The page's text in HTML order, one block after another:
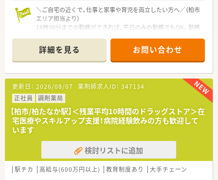
＼ご自宅の近くで、仕事と家事や育児を両立したい方へ／（柏市
エリア担当より）
18時30分までの勤務ができれば、平日のみの勤務でもOK。勤務
員募集です。
＊------------------------------------------＊
【店舗情報と応需状況について】
■最寄り駅である柏の葉キャンパス駅から徒歩3分の好立地に位
置しており、毎日の通勤が非常に便利な環境です。
■処方箋は主に小児科と皮膚科を応需しており、1日に平均して
約120枚の処方箋を安定して受け付けています。
■店舗は薬剤師が常勤で3名在籍しており、複数のスタッフで業
務を分担しながら協力して勤務に取り組んでいます。
■店舗スタッフの平均年齢は33歳と若く、明るく活気のある和
気あいあいとした雰囲気が魅力的な職場です。
■男性と女性の薬剤師がバランス良く在籍しており、お互いに協
力しながら日々の業務に取り組んでいます。
詳細を見る お問い合わせ
更新日： 2026/08/07 薬剤師求人ID： 347134
正社員
調剤薬局
【柏市/柏たなか駅】＜残業平均10時間のドラッグストア＞在
宅医療やスキルアップ支援！病院経験飲みの方も歓迎して
います
検討リストに追加
駅チカ 高給与(600万円以上) 教育制度あり 大手チェーン